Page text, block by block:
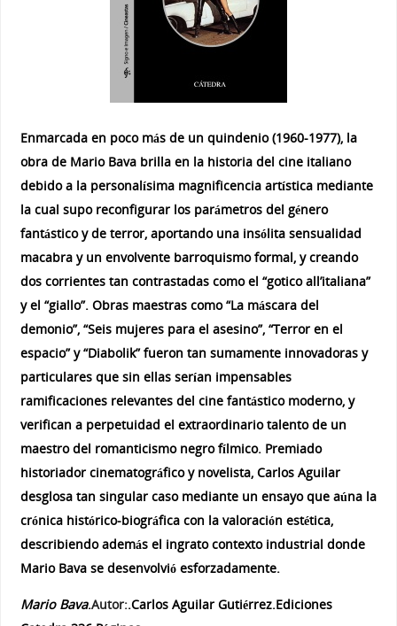
Enmarcada en poco más de un quindenio (1960-1977), la
obra de Mario Bava brilla en la historia del cine italiano
debido a la personalísima magnificencia artística mediante
la cual supo reconfigurar los parámetros del género
fantástico y de terror, aportando una insólita sensualidad
macabra y un envolvente barroquismo formal, y creando
dos corrientes tan contrastadas como el “gotico all’italiana”
y el “giallo”. Obras maestras como “La máscara del
demonio”, “Seis mujeres para el asesino”, “Terror en el
espacio” y “Diabolik” fueron tan sumamente innovadoras y
particulares que sin ellas serían impensables
ramificaciones relevantes del cine fantástico moderno, y
verifican a perpetuidad el extraordinario talento de un
maestro del romanticismo negro fílmico. Premiado
historiador cinematográfico y novelista, Carlos Aguilar
desglosa tan singular caso mediante un ensayo que aúna la
crónica histórico-biográfica con la valoración estética,
describiendo además el ingrato contexto industrial donde
Mario Bava se desenvolvió esforzadamente.
Mario Bava.Autor:.Carlos Aguilar Gutiérrez.Ediciones